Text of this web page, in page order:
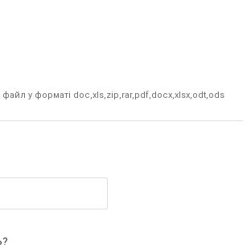
у форматі doc,xls,zip,rar,pdf,docx,xlsx,odt,ods